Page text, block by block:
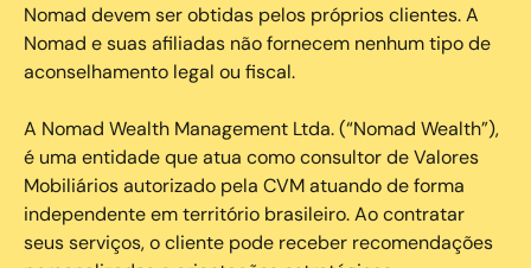
Nomad devem ser obtidas pelos próprios clientes. A
Nomad e suas afiliadas não fornecem nenhum tipo de
aconselhamento legal ou fiscal.
A Nomad Wealth Management Ltda. (“Nomad Wealth”),
é uma entidade que atua como consultor de Valores
Mobiliários autorizado pela CVM atuando de forma
independente em território brasileiro. Ao contratar
seus serviços, o cliente pode receber recomendações